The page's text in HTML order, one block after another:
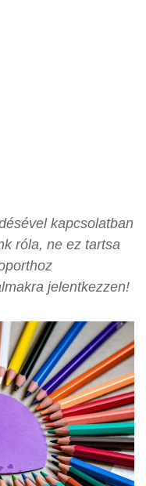
kapcsolatban
róla, ne ez tartsa
jelentkezzen!